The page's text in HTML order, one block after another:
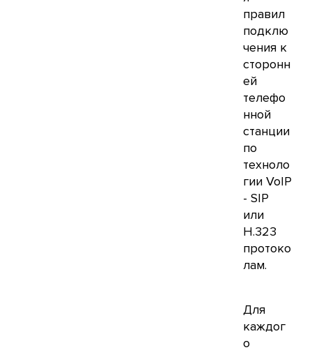
правил
подклю
чения к
сторонн
ей
телефо
нной
станции
по
техноло
гии VoIP
- SIP
или
H.323
протоко
лам.
Для
каждог
о